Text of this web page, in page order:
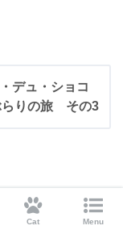
デュ・ショコ
らりの旅 その3
Cat Menu